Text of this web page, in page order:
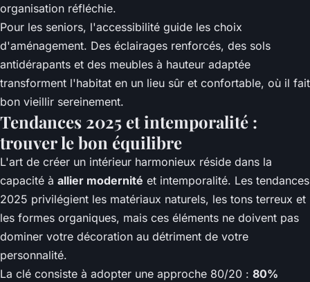
organisation réfléchie.
Pour les seniors, l'accessibilité guide les choix
d'aménagement. Des éclairages renforcés, des sols
antidérapants et des meubles à hauteur adaptée
transforment l'habitat en un lieu sûr et confortable, où il fait
bon vieillir sereinement.
Tendances 2025 et intemporalité :
trouver le bon équilibre
L'art de créer un intérieur harmonieux réside dans la
capacité à allier modernité et intemporalité. Les tendances
2025 privilégient les matériaux naturels, les tons terreux et
les formes organiques, mais ces éléments ne doivent pas
dominer votre décoration au détriment de votre
personnalité.
La clé consiste à adopter une approche 80/20 : 80%